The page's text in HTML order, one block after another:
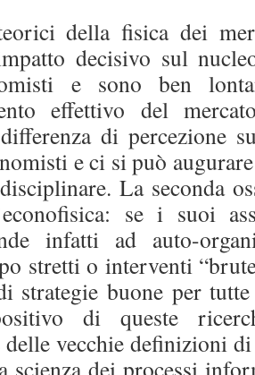
della fisica dei
decisivo sul
e sono ben
effettivo del
di percezione
e ci si può
La seconda
se i suoi
infatti ad auto-
stretti o interventi
strategie buone per
di queste
vecchie definizioni
scienza dei processi